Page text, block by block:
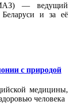
— ведущий
Беларуси и за её
с природой
медицины,
человека